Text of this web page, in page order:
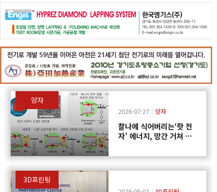
양자
2026-07-27 양자
찰나에 식어버리는‘핫 전
자’ 에너지, 망간 거쳐 화
3D프린팅